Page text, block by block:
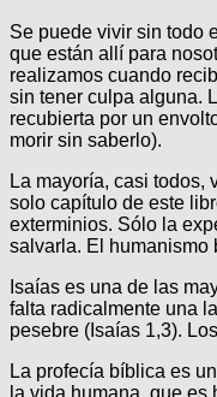
Se puede vivir sin todo
que están allí para
realizamos cuando
sin tener culpa alguna.
recubierta por un
morir sin saberlo).
La mayoría, casi todos,
solo capítulo de este
exterminios. Sólo la
salvarla. El humanismo
Isaías es una de las
falta radicalmente una
pesebre (Isaías 1,3).
La profecía bíblica es
la vida humana, que